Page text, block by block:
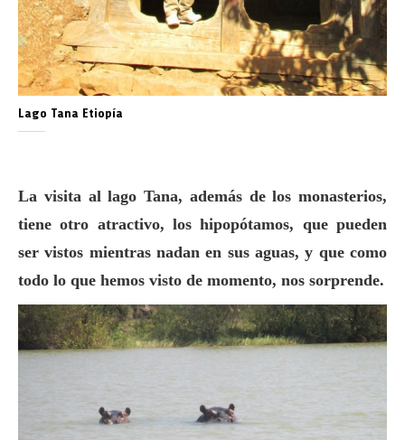
Lago Tana Etiopía
La visita al lago Tana, además de los monasterios,
tiene otro atractivo, los hipopótamos, que pueden
ser vistos mientras nadan en sus aguas, y que como
todo lo que hemos visto de momento, nos sorprende.